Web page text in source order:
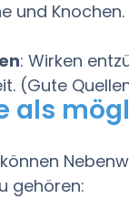
und
: Wirken
(Gute
als
gehören: